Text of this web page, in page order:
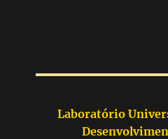
Laboratório